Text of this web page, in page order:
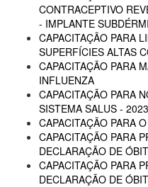
CONTRACEPTIVO
- IMPLANTE
CAPACITAÇÃO PARA
SUPERFÍCIES ALTAS
CAPACITAÇÃO PARA
INFLUENZA
CAPACITAÇÃO PARA
SISTEMA SALUS - 2023
CAPACITAÇÃO PARA
CAPACITAÇÃO PARA
DECLARAÇÃO DE
CAPACITAÇÃO PARA
DECLARAÇÃO DE